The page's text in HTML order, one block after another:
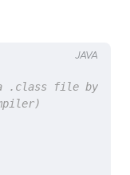
a .class file by
JAVA